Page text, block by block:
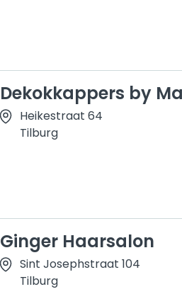
Dekokkappers by
Heikestraat 64
Tilburg
Ginger Haarsalon
Sint Josephstraat 104
Tilburg